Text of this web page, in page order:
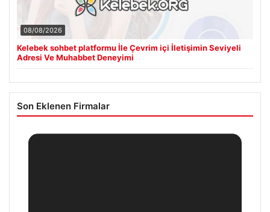
08/08/2026
Kelebek sohbet platformu İle Çevrim içi İletişimin Seviyeli
Adresi Ve Muhabbet Deneyimi
Son Eklenen Firmalar